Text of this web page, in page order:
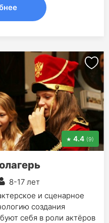
4.4 (9)
8-17 лет
и сценарное
создания
себя в роли актёров